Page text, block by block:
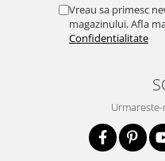
Vreau sa primesc
magazinului. Afla
Confidentialitate